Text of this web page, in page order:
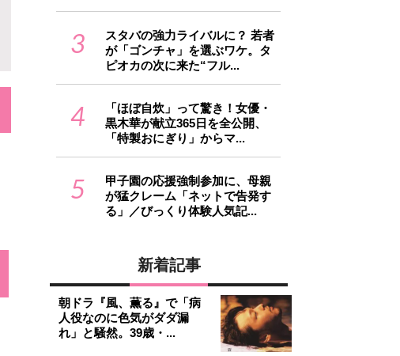
3
スタバの強力ライバルに？ 若者
が「ゴンチャ」を選ぶワケ。タ
ピオカの次に来た“フル...
4
「ほぼ自炊」って驚き！女優・
黒木華が献立365日を全公開、
「特製おにぎり」からマ...
5
甲子園の応援強制参加に、母親
が猛クレーム「ネットで告発す
る」／びっくり体験人気記...
新着記事
朝ドラ『風、薫る』で「病
人役なのに色気がダダ漏
れ」と騒然。39歳・...